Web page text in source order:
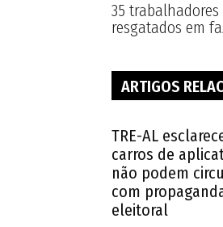
35
resgatados em
ARTIGOS
TRE-AL
carros de
não podem
com
eleitoral